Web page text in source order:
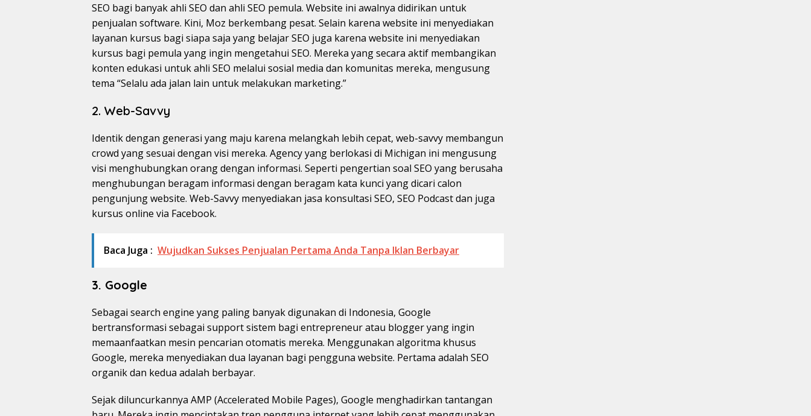
SEO bagi banyak ahli SEO dan ahli SEO pemula. Website ini awalnya didirikan untuk
penjualan software. Kini, Moz berkembang pesat. Selain karena website ini menyediakan
layanan kursus bagi siapa saja yang belajar SEO juga karena website ini menyediakan
kursus bagi pemula yang ingin mengetahui SEO. Mereka yang secara aktif membangikan
konten edukasi untuk ahli SEO melalui sosial media dan komunitas mereka, mengusung
tema “Selalu ada jalan lain untuk melakukan marketing.”
2. Web-Savvy
Identik dengan generasi yang maju karena melangkah lebih cepat, web-savvy membangun
crowd yang sesuai dengan visi mereka. Agency yang berlokasi di Michigan ini mengusung
visi menghubungkan orang dengan informasi. Seperti pengertian soal SEO yang berusaha
menghubungan beragam informasi dengan beragam kata kunci yang dicari calon
pengunjung website. Web-Savvy menyediakan jasa konsultasi SEO, SEO Podcast dan juga
kursus online via Facebook.
Baca Juga : Wujudkan Sukses Penjualan Pertama Anda Tanpa Iklan Berbayar
3. Google
Sebagai search engine yang paling banyak digunakan di Indonesia, Google
bertransformasi sebagai support sistem bagi entrepreneur atau blogger yang ingin
memaanfaatkan mesin pencarian otomatis mereka. Menggunakan algoritma khusus
Google, mereka menyediakan dua layanan bagi pengguna website. Pertama adalah SEO
organik dan kedua adalah berbayar.
Sejak diluncurkannya AMP (Accelerated Mobile Pages), Google menghadirkan tantangan